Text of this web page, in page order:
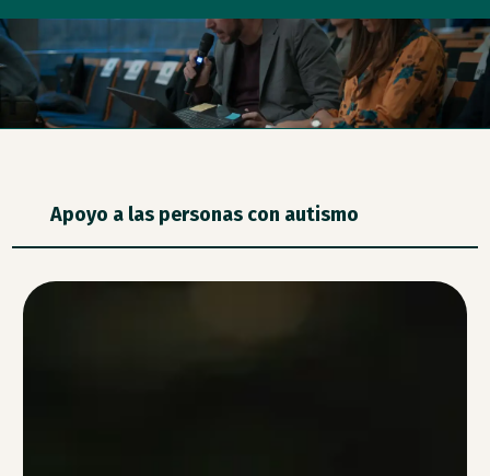
Apoyo a las personas con autismo